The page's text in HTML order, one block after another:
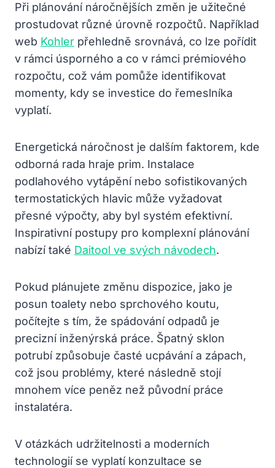
Při plánování náročnějších změn je užitečné
prostudovat různé úrovně rozpočtů. Například
web Kohler přehledně srovnává, co lze pořídit
v rámci úsporného a co v rámci prémiového
rozpočtu, což vám pomůže identifikovat
momenty, kdy se investice do řemeslníka
vyplatí.
Energetická náročnost je dalším faktorem, kde
odborná rada hraje prim. Instalace
podlahového vytápění nebo sofistikovaných
termostatických hlavic může vyžadovat
přesné výpočty, aby byl systém efektivní.
Inspirativní postupy pro komplexní plánování
nabízí také Daitool ve svých návodech.
Pokud plánujete změnu dispozice, jako je
posun toalety nebo sprchového koutu,
počítejte s tím, že spádování odpadů je
precizní inženýrská práce. Špatný sklon
potrubí způsobuje časté ucpávání a zápach,
což jsou problémy, které následně stojí
mnohem více peněz než původní práce
instalatéra.
V otázkách udržitelnosti a moderních
technologií se vyplatí konzultace se